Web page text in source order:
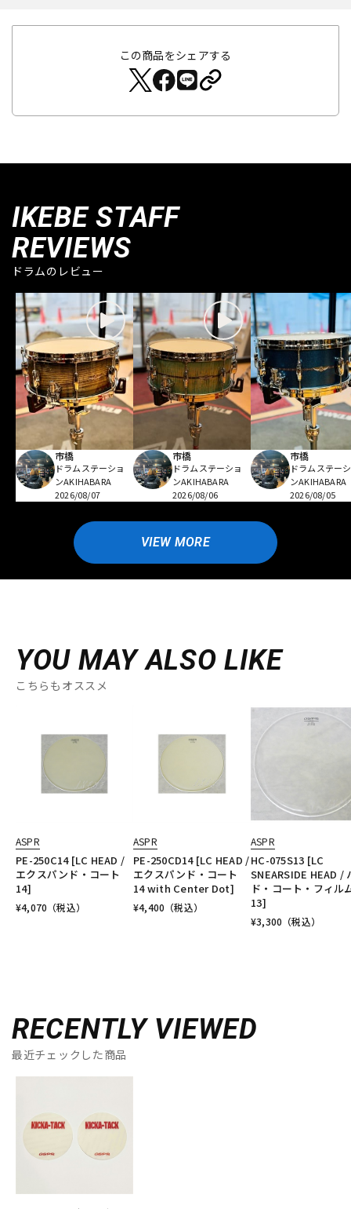
この商品をシェアする
IKEBE STAFF
REVIEWS
ドラムのレビュー
市橋
ドラムステーショ
ンAKIHABARA
2026/08/07
市橋
ドラムステーショ
ンAKIHABARA
2026/08/06
市橋
ドラムステー
ンAKIHABARA
2026/08/05
VIEW MORE
YOU MAY ALSO LIKE
こちらもオススメ
ASPR
PE-250C14 [LC HEAD /
エクスパンド・コート
14]
¥4,070 （税込）
ASPR
PE-250CD14 [LC HEAD /
エクスパンド・コート
14 with Center Dot]
¥4,400 （税込）
ASPR
HC-075S13 [LC
SNEARSIDE HEAD /
ド・コート・フィル
13]
¥3,300 （税込）
RECENTLY VIEWED
最近チェックした商品